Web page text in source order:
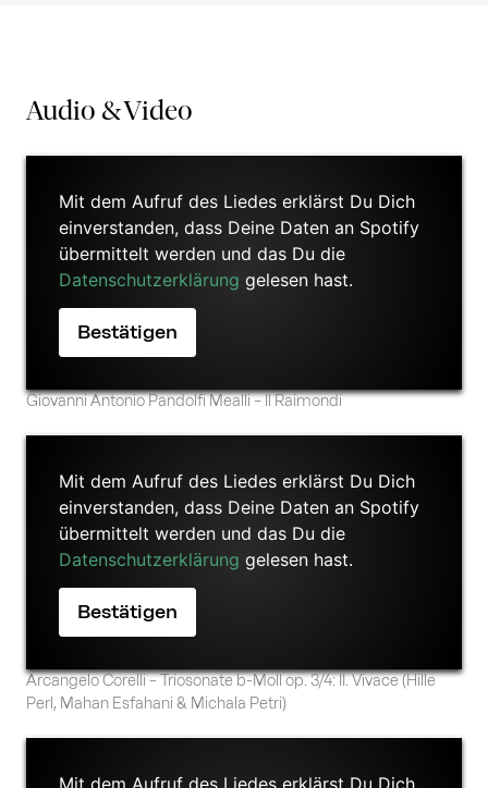
Audio & Video
Mit dem Aufruf des Liedes erklärst Du Dich
einverstanden, dass Deine Daten an Spotify
übermittelt werden und das Du die
Datenschutzerklärung gelesen hast.
Giovanni Antonio Pandolfi Mealli – Il Raimondi
Mit dem Aufruf des Liedes erklärst Du Dich
einverstanden, dass Deine Daten an Spotify
übermittelt werden und das Du die
Datenschutzerklärung gelesen hast.
Arcangelo Corelli – Triosonate b-Moll op. 3/4: II. Vivace (Hille
Perl, Mahan Esfahani & Michala Petri)
Mit dem Aufruf des Liedes erklärst Du Dich